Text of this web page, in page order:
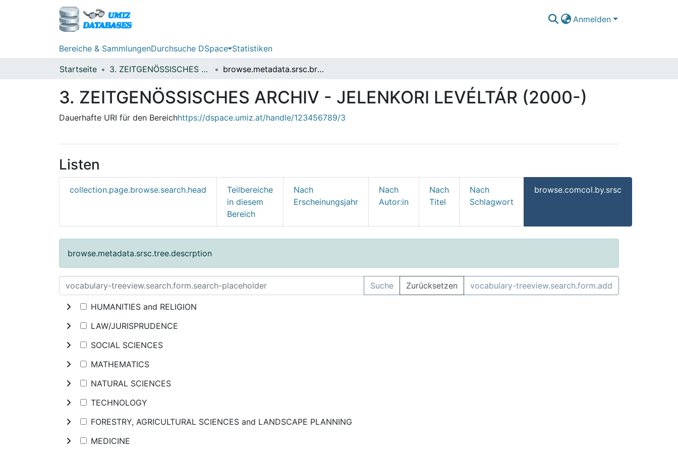
Anmelden
Bereiche & SammlungenDurchsuche DSpace Statistiken
Startseite 3. ZEITGENÖSSISCHES ARCHIV - JELENKORI LEVÉLTÁR (2000-) browse.metadata.srsc.breadcrumbs
3. ZEITGENÖSSISCHES ARCHIV - JELENKORI LEVÉLTÁR (2000-)
Dauerhafte URI für den Bereichhttps://dspace.umiz.at/handle/123456789/3
Listen
collection.page.browse.search.head
Teilbereiche
in diesem
Bereich
Nach
Erscheinungsjahr
Nach
Autor:in
Nach
Titel
Nach
Schlagwort
browse.comcol.by.srsc
browse.metadata.srsc.tree.descrption
Suche Zurücksetzen vocabulary-treeview.search.form.add
HUMANITIES and RELIGION
LAW/JURISPRUDENCE
SOCIAL SCIENCES
MATHEMATICS
NATURAL SCIENCES
TECHNOLOGY
FORESTRY, AGRICULTURAL SCIENCES and LANDSCAPE PLANNING
MEDICINE